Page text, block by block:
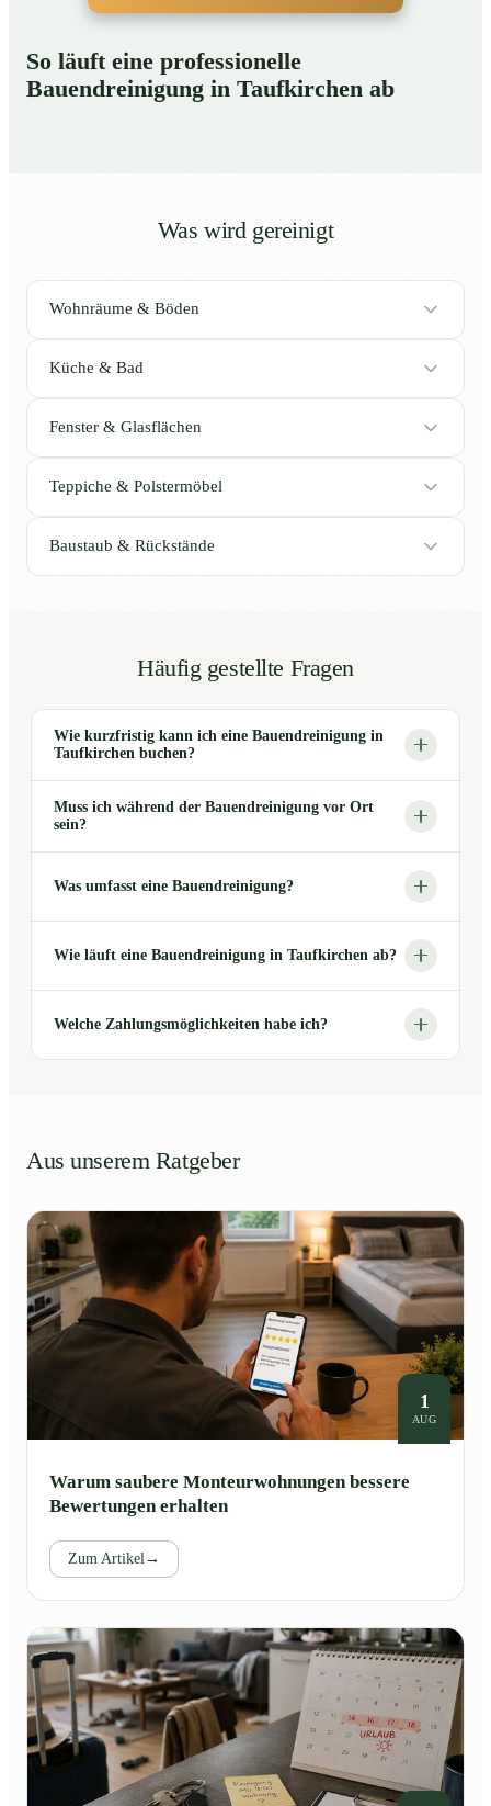
So läuft eine professionelle
Bauendreinigung in Taufkirchen ab
Was wird gereinigt
Wohnräume & Böden
Küche & Bad
Fenster & Glasflächen
Teppiche & Polstermöbel
Baustaub & Rückstände
Häufig gestellte Fragen
Wie kurzfristig kann ich eine Bauendreinigung in
Taufkirchen buchen?
Muss ich während der Bauendreinigung vor Ort
sein?
Was umfasst eine Bauendreinigung?
Wie läuft eine Bauendreinigung in Taufkirchen ab?
Welche Zahlungsmöglichkeiten habe ich?
Aus unserem Ratgeber
1
AUG
Warum saubere Monteurwohnungen bessere
Bewertungen erhalten
Zum Artikel →